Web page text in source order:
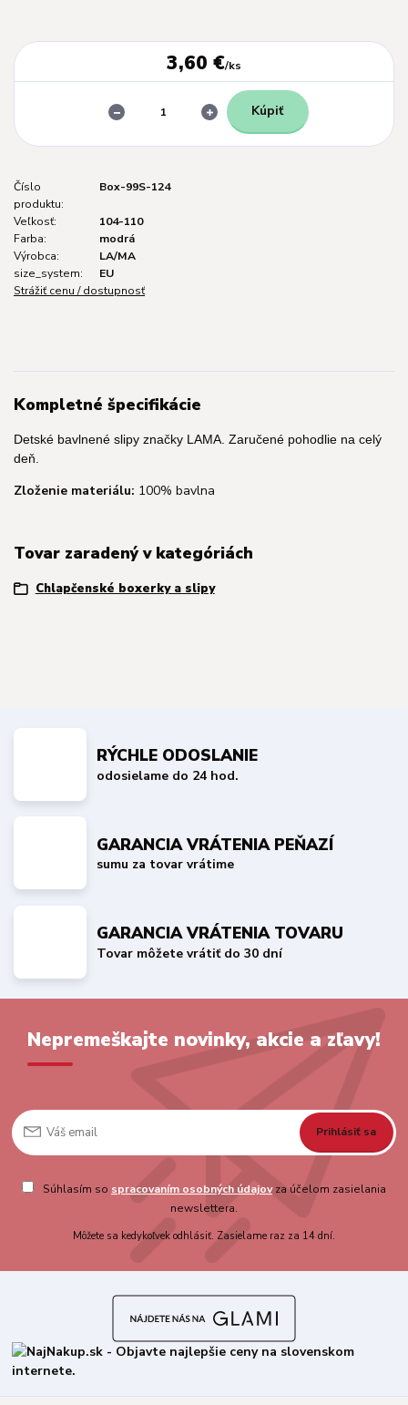
3,60 €/ks
Kúpiť
Číslo
produktu:
Box-99S-124
Veľkosť:
104-110
Farba:
modrá
Výrobca:
LA/MA
size_system:
EU
Strážiť cenu / dostupnosť
Kompletné špecifikácie
Detské bavlnené slipy značky LAMA. Zaručené pohodlie na celý
deň.
Zloženie materiálu: 100% bavlna
Tovar zaradený v kategóriách
Chlapčenské boxerky a slipy
RÝCHLE ODOSLANIE
odosielame do 24 hod.
GARANCIA VRÁTENIA PEŇAZÍ
sumu za tovar vrátime
GARANCIA VRÁTENIA TOVARU
Tovar môžete vrátiť do 30 dní
Nepremeškajte novinky, akcie a zľavy!
Prihlásiť sa
Súhlasím so spracovaním osobných údajovza účelom zasielania
newslettera.
Môžete sa kedykoľvek odhlásiť. Zasielame raz za 14 dní.